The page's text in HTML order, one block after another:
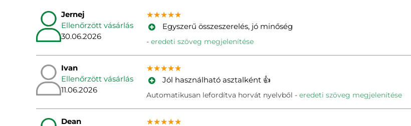
Jernej
Ellenőrzött vásárlás
30.06.2026
★★★★★
★★★★★
★★★★★
Egyszerű összeszerelés, jó minőség
eredeti szöveg megjelenítése
Ivan
Ellenőrzött vásárlás
11.06.2026
★★★★★
★★★★★
★★★★★
Jól használható asztalként 👍
Automatikusan lefordítva horvát nyelvből eredeti szöveg megjelenítése
Dean
★★★★★
★★★★★
★★★★★